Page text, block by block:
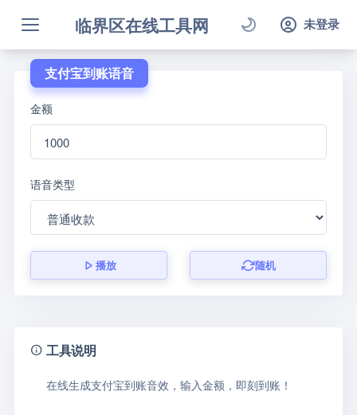
临界区在线工具网 未登录
支付宝到账语音
金额
语音类型
播放 随机
工具说明
在线生成支付宝到账音效，输入金额，即刻到账！